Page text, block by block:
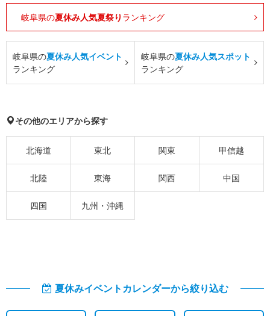
岐阜県の夏休み人気夏祭り ランキング
岐阜県の夏休み人気イベント
ランキング
岐阜県の夏休み人気スポット
ランキング
その他のエリアから探す
北海道 東北 関東 甲信越
北陸 東海 関西 中国
四国 九州・沖縄
夏休みイベントカレンダーから絞り込む